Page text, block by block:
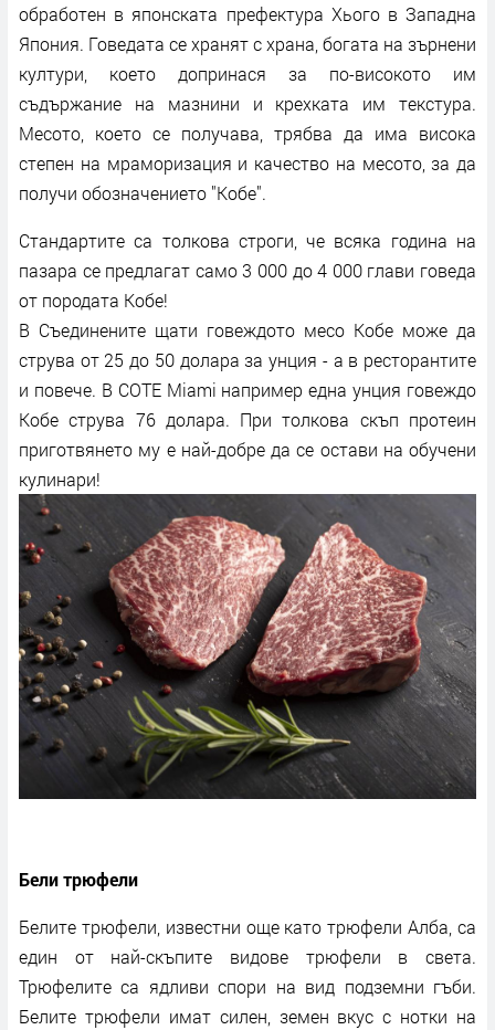
обработен в японската префектура Хього в Западна
Япония. Говедата се хранят с храна, богата на зърнени
култури, което допринася за по-високото им
съдържание на мазнини и крехката им текстура.
Месото, което се получава, трябва да има висока
степен на мраморизация и качество на месото, за да
получи обозначението "Кобе".
Стандартите са толкова строги, че всяка година на
пазара се предлагат само 3 000 до 4 000 глави говеда
от породата Кобе!
В Съединените щати говеждото месо Кобе може да
струва от 25 до 50 долара за унция - а в ресторантите
и повече. В COTE Miami например една унция говеждо
Кобе струва 76 долара. При толкова скъп протеин
приготвянето му е най-добре да се остави на обучени
кулинари!
Бели трюфели
Белите трюфели, известни още като трюфели Алба, са
един от най-скъпите видове трюфели в света.
Трюфелите са ядливи спори на вид подземни гъби.
Белите трюфели имат силен, земен вкус с нотки на